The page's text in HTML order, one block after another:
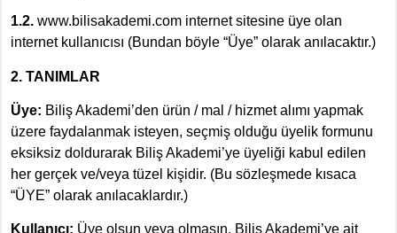
1.2. www.bilisakademi.com internet sitesine üye olan
internet kullanıcısı (Bundan böyle “Üye” olarak anılacaktır.)
2. TANIMLAR
Üye: Biliş Akademi’den ürün / mal / hizmet alımı yapmak
üzere faydalanmak isteyen, seçmiş olduğu üyelik formunu
eksiksiz doldurarak Biliş Akademi’ye üyeliği kabul edilen
her gerçek ve/veya tüzel kişidir. (Bu sözleşmede kısaca
“ÜYE” olarak anılacaklardır.)
Kullanıcı: Üye olsun veya olmasın, Biliş Akademi’ye ait